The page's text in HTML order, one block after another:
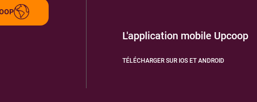
L'application mobile Upcoop
TÉLÉCHARGER SUR IOS ET ANDROID